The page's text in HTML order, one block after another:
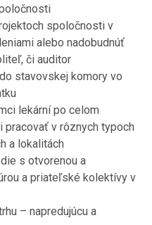
spoločnosti v
alebo nadobudnúť
či auditor
stavovskej komory vo
lekární po celom
v rôznych typoch
a lokalitách
s otvorenou a
a priateľské kolektívy v
– napredujúcu a